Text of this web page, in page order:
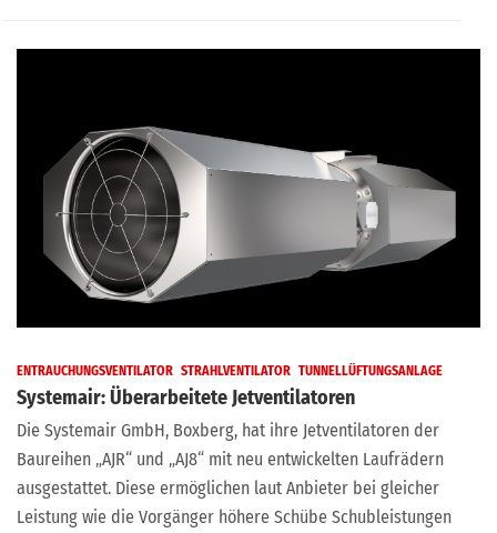
ENTRAUCHUNGSVENTILATOR STRAHLVENTILATOR TUNNELLÜFTUNGSANLAGE
Systemair: Überarbeitete Jetventilatoren
Die Systemair GmbH, Boxberg, hat ihre Jetventilatoren der
Baureihen „AJR“ und „AJ8“ mit neu entwickelten Laufrädern
ausgestattet. Diese ermöglichen laut Anbieter bei gleicher
Leistung wie die Vorgänger höhere Schübe Schubleistungen